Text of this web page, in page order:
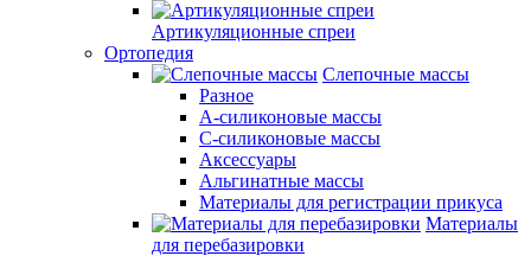
Артикуляционные спреи
Ортопедия
Слепочные массы
Разное
А-силиконовые массы
С-силиконовые массы
Аксессуары
Альгинатные массы
Материалы для регистрации прикуса
Материалы
для перебазировки